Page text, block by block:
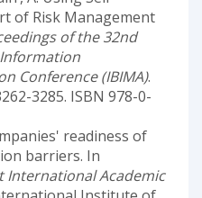
of Risk Management
of the 32nd
Conference (IBIMA).
3285. ISBN 978-0-
readiness of
barriers. In
International Academic